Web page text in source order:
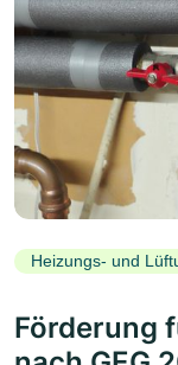
Heizungs- und
Förderung